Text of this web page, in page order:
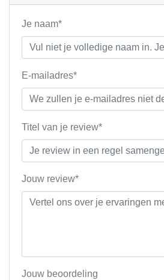
Je naam*
E-mailadres*
Titel van je review*
Jouw review*
Jouw beoordeling